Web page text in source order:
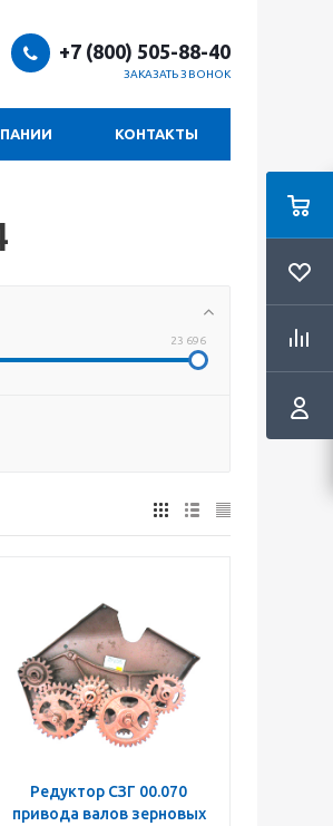
+7 (800) 505-88-40
ЗАКАЗАТЬ ЗВОНОК
КОНТАКТЫ
23 696
Редуктор СЗГ 00.070
привода валов зерновых